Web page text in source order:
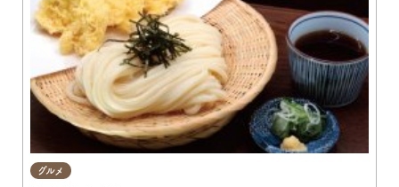
常滑市
半田市
武豊町
美浜町
南知多町
ショップ
住まい・暮らし
習い事・趣味
宿泊
グルメ